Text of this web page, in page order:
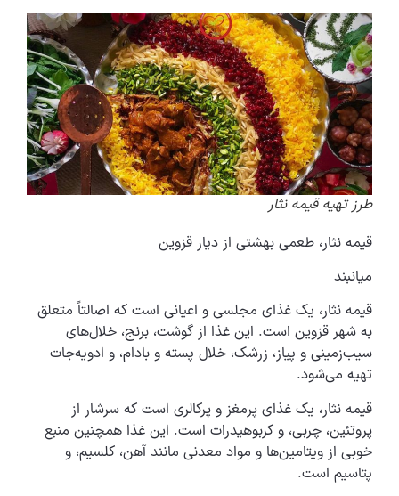
طرز تهیه قیمه نثار
قیمه نثار، طعمی بهشتی از دیار قزوین
میانبند
قیمه نثار، یک غذای مجلسی و اعیانی است که اصالتاً متعلق
به شهر قزوین است. این غذا از گوشت، برنج، خلال‌های
سیب‌زمینی و پیاز، زرشک، خلال پسته و بادام، و ادویه‌جات
تهیه می‌شود.
قیمه نثار، یک غذای پرمغز و پرکالری است که سرشار از
پروتئین، چربی، و کربوهیدرات است. این غذا همچنین منبع
خوبی از ویتامین‌ها و مواد معدنی مانند آهن، کلسیم، و
پتاسیم است.